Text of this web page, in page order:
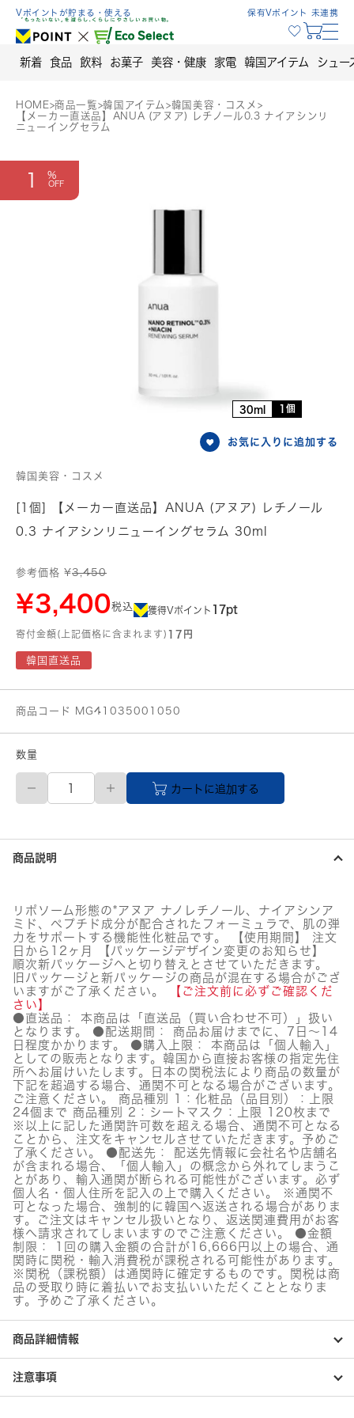
Skip
content
Vポイントが貯まる・使える 保有Vポイント 未連携
新着 食品 飲料 お菓子 美容・健康 家電 韓国アイテム シュー
HOME>商品一覧>韓国アイテム>韓国美容・コスメ >
【メーカー直送品】ANUA (アヌア) レチノール0.3 ナイアシンリ
ニューイングセラム
1
30ml 1個
お気に入りに追加する
韓国美容・コスメ
[1個] 【メーカー直送品】ANUA (アヌア) レチノール
0.3 ナイアシンリニューイングセラム 30ml
参考価格 ¥3,450
¥3,400税込 獲得Vポイント 17pt
寄付金額(上記価格に含まれます) 17円
韓国直送品
商品コード MG41035001050
数量
【メ
カ
直
送
品】
ヌ
ア)
レ
チ
ノ
ー
ル
ナ
イ
ア
シ
ン
リ
ニ
ュ
ー
イ
ン
グ
セ
ラ
ム
個
カートに追加する
商品説明
リポソーム形態の*アヌア ナノレチノール、ナイアシンア
ミド、ペプチド成分が配合されたフォーミュラで、肌の弾
力をサポートする機能性化粧品です。 【使用期間】 注文
日から12ヶ月 【パッケージデザイン変更のお知らせ】
順次新パッケージへと切り替えとさせていただきます。
旧パッケージと新パッケージの商品が混在する場合がござ
いますがご了承ください。
【ご注文前に必ずご確認くだ
さい】
●直送品： 本商品は「直送品（買い合わせ不可）」扱い
となります。 ●配送期間： 商品お届けまでに、7日～14
日程度かかります。 ●購入上限： 本商品は「個人輸入」
としての販売となります。韓国から直接お客様の指定先住
所へお届けいたします。日本の関税法により商品の数量が
下記を超過する場合、通関不可となる場合がございます。
ご注意ください。 商品種別 1：化粧品（品目別）：上限
24個まで 商品種別 2：シートマスク：上限 120枚まで
※以上に記した通関許可数を超える場合、通関不可となる
ことから、注文をキャンセルさせていただきます。予めご
了承ください。 ●配送先： 配送先情報に会社名や店舗名
が含まれる場合、「個人輸入」の概念から外れてしまうこ
とがあり、輸入通関が断られる可能性がございます。必ず
個人名・個人住所を記入の上で購入ください。 ※通関不
可となった場合、強制的に韓国へ返送される場合がありま
す。ご注文はキャンセル扱いとなり、返送関連費用がお客
様へ請求されてしまいますのでご注意ください。 ●金額
制限： 1回の購入金額の合計が16,666円以上の場合、通
関時に関税・輸入消費税が課税される可能性があります。
※関税（課税額）は通関時に確定するものです。関税は商
品の受取り時に着払いでお支払いいただくこととなりま
す。予めご了承ください。
商品詳細情報
注意事項